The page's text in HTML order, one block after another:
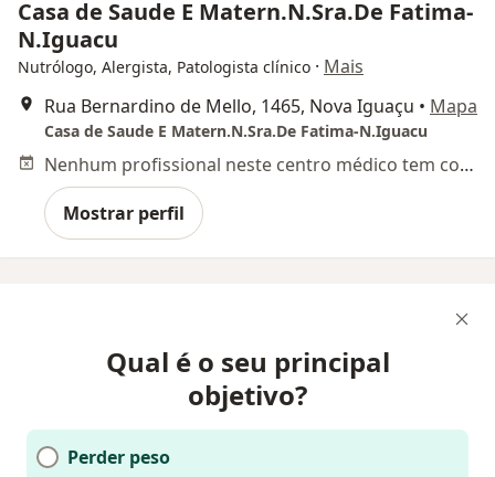
Casa de Saude E Matern.N.Sra.De Fatima-
N.Iguacu
Nutrólogo, Alergista, Patologista clínico · Mais
Rua Bernardino de Mello, 1465, Nova Iguaçu • Mapa
Casa de Saude E Matern.N.Sra.De Fatima-N.Iguacu
Nenhum profissional neste centro médico tem consultas disponíveis
Mostrar perfil
Qual é o seu principal
objetivo?
Perder peso